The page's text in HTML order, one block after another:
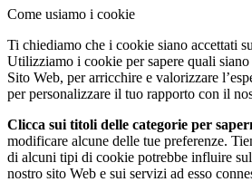
Come usiamo i cookie
Ti chiediamo che i cookie siano accettati
Utilizziamo i cookie per sapere quali
Sito Web, per arricchire e valorizzare
per personalizzare il tuo rapporto con il
Clicca sui titoli delle categorie per
modificare alcune delle tue preferenze.
di alcuni tipi di cookie potrebbe influire
nostro sito Web e sui servizi ad esso